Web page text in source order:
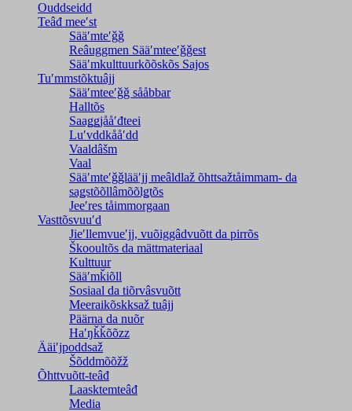
Ouddseidd
Teâđ meeʹst
Sääʹmteʹǧǧ
Reâuggmen Sääʹmteeʹǧǧest
Sääʹmkulttuurkõõskõs Sajos
Tuʹmmstõktuâjj
Sääʹmteeʹǧǧ sååbbar
Halltõs
Saaǥǥjååʹđteei
Luʹvddkååʹdd
Vaaldâšm
Vaal
Sääʹmteʹǧǧlääʹjj meâldlaž õhttsažtåimmam- da
saǥstõõllâmõõlǥtõs
Jeeʹres tåimmorgaan
Vasttõsvuuʹd
Jieʹllemvueʹjj, vuõiggâdvuõtt da pirrõs
Škooultõs da mättmateriaal
Kulttuur
Sääʹmǩiõll
Sosiaal da tiõrvâsvuõtt
Meeraikõskksaž tuâjj
Päärna da nuõr
Haʹŋǩǩõõzz
Ääiʹjpoddsaž
Šõddmõõžž
Õhttvuõtt-teâđ
Laasktemteâđ
Media